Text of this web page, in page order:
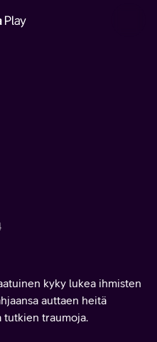
kyky lukea ihmisten
auttaen heitä
tutkien traumoja.